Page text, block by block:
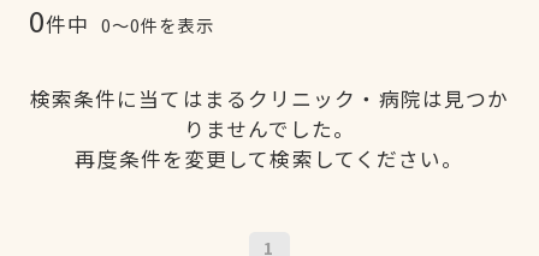
0件中 0〜0件を表示
検索条件に当てはまるクリニック・病院は見つか
りませんでした。
再度条件を変更して検索してください。
1